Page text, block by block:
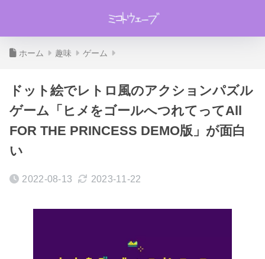
ホーム 趣味 ゲーム
ドット絵でレトロ風のアクションパズル
ゲーム「ヒメをゴールへつれてってAll
FOR THE PRINCESS DEMO版」が面白
い
2022-08-13 2023-11-22